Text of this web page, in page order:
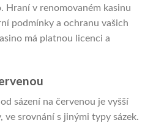
Hraní v renomovaném kasinu
podmínky a ochranu vašich
má platnou licenci a
sázení na červenou je vyšší
ve srovnání s jinými typy sázek.